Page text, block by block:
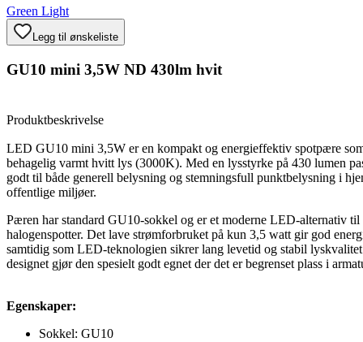
Green Light
Legg til ønskeliste
GU10 mini 3,5W ND 430lm hvit
Produktbeskrivelse
LED GU10 mini 3,5W er en kompakt og energieffektiv spotpære
behagelig varmt hvitt lys (3000K). Med en lysstyrke på 430 lumen
godt til både generell belysning og stemningsfull punktbelysning i
offentlige miljøer.
Pæren har standard GU10-sokkel og er et moderne LED-alternativ til
halogenspotter. Det lave strømforbruket på kun 3,5 watt gir god
samtidig som LED-teknologien sikrer lang levetid og stabil
designet gjør den spesielt godt egnet der det er begrenset plass i
Egenskaper:
Sokkel: GU10